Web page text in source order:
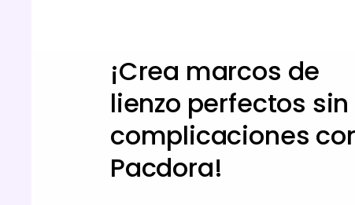
¡Crea marcos de
lienzo perfectos sin
complicaciones
Pacdora!